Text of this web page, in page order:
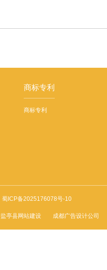
商标专利
商标专利
蜀ICP备2025176078号-10
盐亭县网站建设 成都广告设计公司